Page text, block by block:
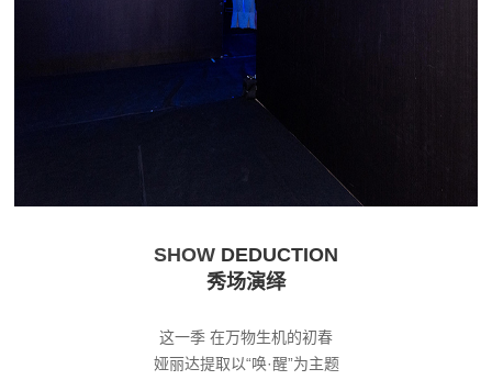
SHOW DEDUCTION
秀场演绎
这一季 在万物生机的初春
娅丽达提取以“唤·醒”为主题